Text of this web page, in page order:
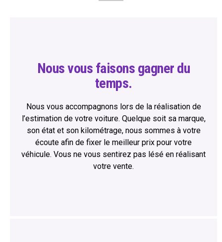
Nous vous faisons gagner du
temps.
Nous vous accompagnons lors de la réalisation de
l’estimation de votre voiture. Quelque soit sa marque,
son état et son kilométrage, nous sommes à votre
écoute afin de fixer le meilleur prix pour votre
véhicule. Vous ne vous sentirez pas lésé en réalisant
votre vente.